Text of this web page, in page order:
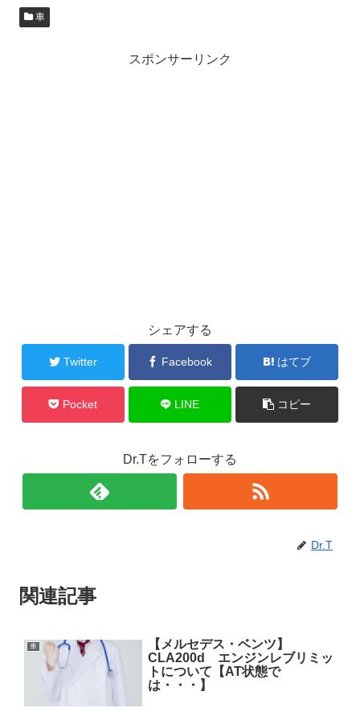
車
スポンサーリンク
シェアする
Twitter Facebook はてブ
Pocket LINE コピー
Dr.Tをフォローする
Dr.T
関連記事
車
【メルセデス・ベンツ】
CLA200d エンジンレブリミッ
トについて【AT状態で
は・・・】